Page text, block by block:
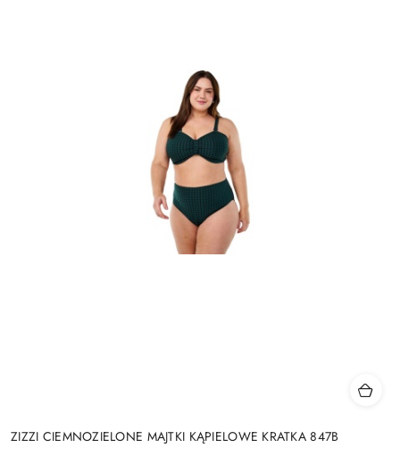
ZIZZI CIEMNOZIELONE MAJTKI KĄPIELOWE KRATKA 847B